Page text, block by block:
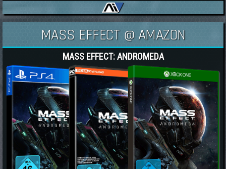
MASS EFFECT @ AMAZON
MASS EFFECT: ANDROMEDA